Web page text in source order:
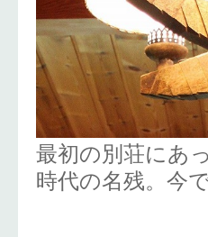
最初の別荘にあ
時代の名残。今